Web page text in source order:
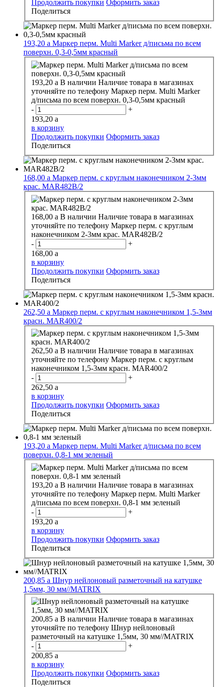
Продолжить покупки Оформить заказ
Поделиться
193,20 a Маркер перм. Multi Marker д/письма по всем
поверхн. 0,3-0,5мм красный
193,20 a В наличии Наличие товара в магазинах
уточняйте по телефону Маркер перм. Multi Marker
д/письма по всем поверхн. 0,3-0,5мм красный
-
+
193,20 a
в корзину
Продолжить покупки Оформить заказ
Поделиться
168,00 a Маркер перм. с круглым наконечником 2-3мм
крас. MAR482В/2
168,00 a В наличии Наличие товара в магазинах
уточняйте по телефону Маркер перм. с круглым
наконечником 2-3мм крас. MAR482В/2
-
+
168,00 a
в корзину
Продолжить покупки Оформить заказ
Поделиться
262,50 a Маркер перм. с круглым наконечником 1,5-3мм
красн. MAR400/2
262,50 a В наличии Наличие товара в магазинах
уточняйте по телефону Маркер перм. с круглым
наконечником 1,5-3мм красн. MAR400/2
-
+
262,50 a
в корзину
Продолжить покупки Оформить заказ
Поделиться
193,20 a Маркер перм. Multi Marker д/письма по всем
поверхн. 0,8-1 мм зеленый
193,20 a В наличии Наличие товара в магазинах
уточняйте по телефону Маркер перм. Multi Marker
д/письма по всем поверхн. 0,8-1 мм зеленый
-
+
193,20 a
в корзину
Продолжить покупки Оформить заказ
Поделиться
200,85 a Шнур нейлоновый разметочный на катушке
1,5мм, 30 мм//MATRIX
200,85 a В наличии Наличие товара в магазинах
уточняйте по телефону Шнур нейлоновый
разметочный на катушке 1,5мм, 30 мм//MATRIX
-
+
200,85 a
в корзину
Продолжить покупки Оформить заказ
Поделиться